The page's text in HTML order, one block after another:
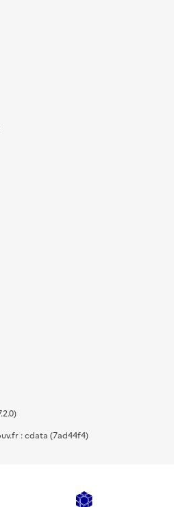
: cdata (7ad44f4)